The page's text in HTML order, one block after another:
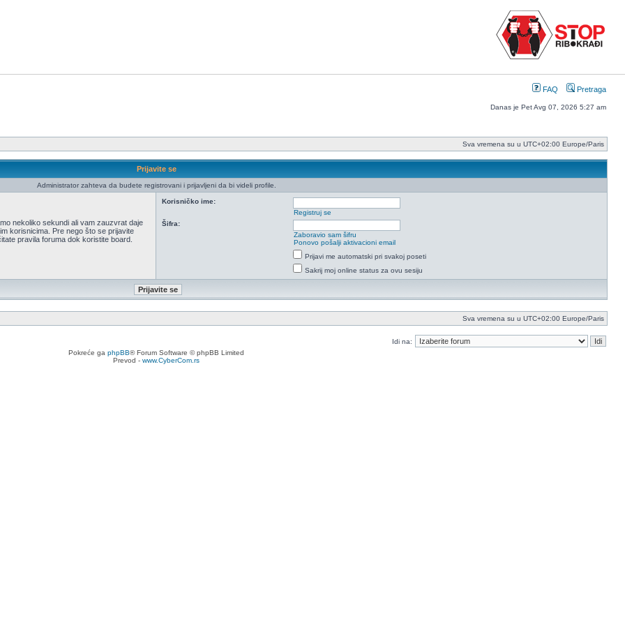
FAQ Pretraga
Danas je Pet Avg 07, 2026 5:27 am
Sva vremena su u UTC+02:00 Europe/Paris
Prijavite se
Administrator zahteva da budete registrovani i prijavljeni da bi videli profile.
nekoliko sekundi ali vam zauzvrat daje
korisnicima. Pre nego što se prijavite
pravila foruma dok koristite board.
Korisničko ime:
Registruj se
Šifra:
Zaboravio sam šifru
Ponovo pošalji aktivacioni email
Prijavi me automatski pri svakoj poseti
Sakrij moj online status za ovu sesiju
Sva vremena su u UTC+02:00 Europe/Paris
Idi na:
Pokreće ga phpBB® Forum Software © phpBB Limited
Prevod - www.CyberCom.rs